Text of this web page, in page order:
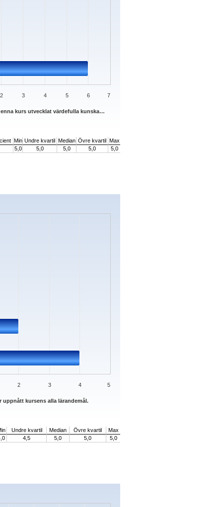
kurs utvecklat värdefulla kunska…
2 3 4 5 6 7
Min Undre kvartil Median Övre kvartil Max
5,0 5,0 5,0 5,0 5,0
uppnått kursens alla lärandemål.
2 3 4 5
Undre kvartil Median Övre kvartil
Max
4,5 5,0 5,0 5,0